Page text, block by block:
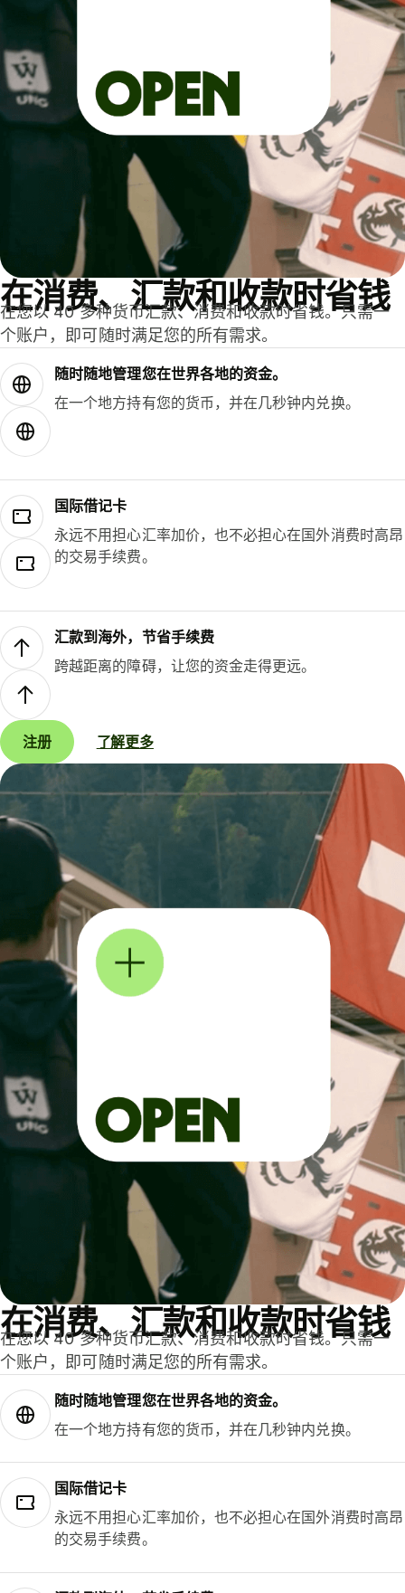
在消费、汇款和收款时省钱
在您以 40 多种货币汇款、消费和收款时省钱。只需一
个账户，即可随时满足您的所有需求。
随时随地管理您在世界各地的资金。
在一个地方持有您的货币，并在几秒钟内兑换。
国际借记卡
永远不用担心汇率加价，也不必担心在国外消费时高昂
的交易手续费。
汇款到海外，节省手续费
跨越距离的障碍，让您的资金走得更远。
注册 了解更多
在消费、汇款和收款时省钱
在您以 40 多种货币汇款、消费和收款时省钱。只需一
个账户，即可随时满足您的所有需求。
随时随地管理您在世界各地的资金。
在一个地方持有您的货币，并在几秒钟内兑换。
国际借记卡
永远不用担心汇率加价，也不必担心在国外消费时高昂
的交易手续费。